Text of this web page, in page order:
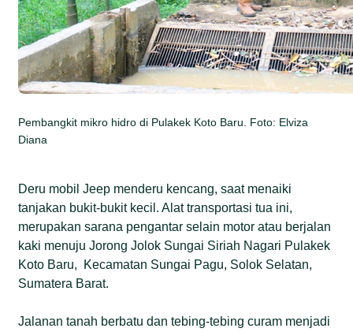
Pembangkit mikro hidro di Pulakek Koto Baru. Foto: Elviza
Diana
Deru mobil Jeep menderu kencang, saat menaiki
tanjakan bukit-bukit kecil. Alat transportasi tua ini,
merupakan sarana pengantar selain motor atau berjalan
kaki menuju Jorong Jolok Sungai Siriah Nagari Pulakek
Koto Baru, Kecamatan Sungai Pagu, Solok Selatan,
Sumatera Barat.
Jalanan tanah berbatu dan tebing-tebing curam menjadi